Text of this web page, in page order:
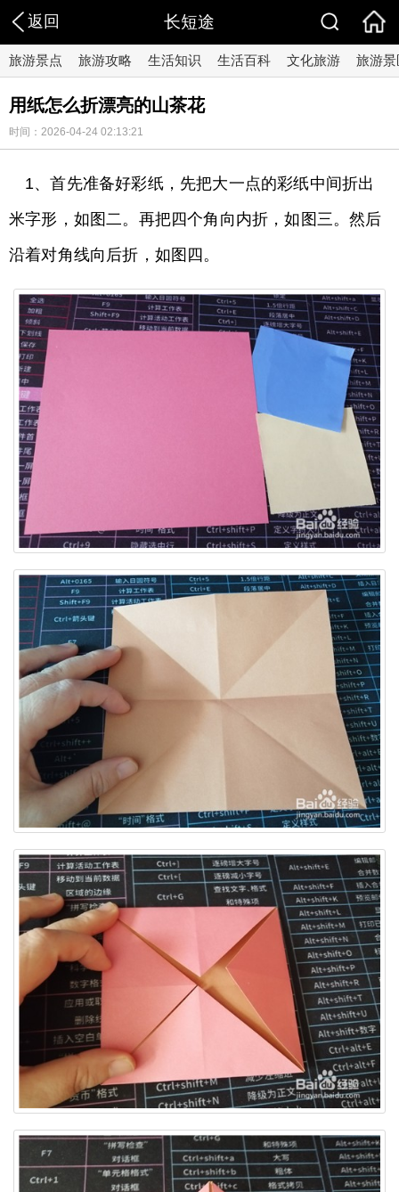
返回 长短途
旅游景点 旅游攻略 生活知识 生活百科 文化旅游 旅游景
用纸怎么折漂亮的山茶花
时间：2026-04-24 02:13:21
1、首先准备好彩纸，先把大一点的彩纸中间折出
米字形，如图二。再把四个角向内折，如图三。然后
沿着对角线向后折，如图四。